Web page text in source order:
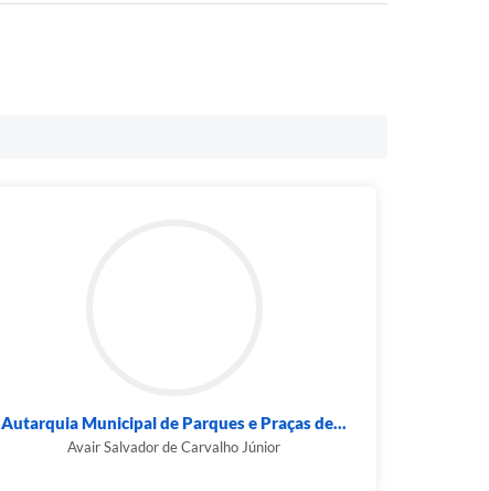
Autarquia Municipal de Parques e Praças de...
Avair Salvador de Carvalho Júnior